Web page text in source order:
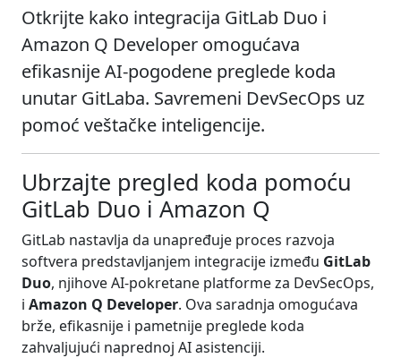
Otkrijte kako integracija GitLab Duo i
Amazon Q Developer omogućava
efikasnije AI-pogodene preglede koda
unutar GitLaba. Savremeni DevSecOps uz
pomoć veštačke inteligencije.
Ubrzajte pregled koda pomoću
GitLab Duo i Amazon Q
GitLab nastavlja da unapređuje proces razvoja
softvera predstavljanjem integracije između GitLab
Duo, njihove AI-pokretane platforme za DevSecOps,
i Amazon Q Developer. Ova saradnja omogućava
brže, efikasnije i pametnije preglede koda
zahvaljujući naprednoj AI asistenciji.